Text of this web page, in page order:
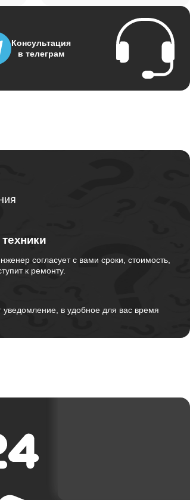
Консультация
в телеграм
согласует с вами сроки, стоимость,
к ремонту.
в удобное для вас время